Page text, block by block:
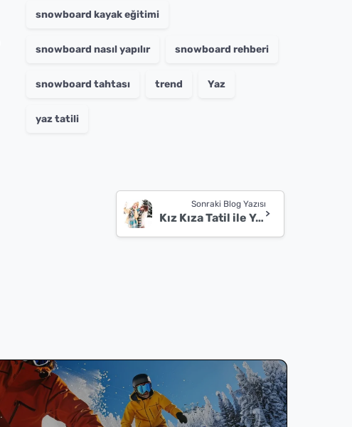
snowboard kayak eğitimi
snowboard nasıl yapılır snowboard rehberi
snowboard tahtası trend Yaz
yaz tatili
Sonraki Blog Yazısı
Kız Kıza Tatil ile Yaz Tatilinden Daha Güzelini Bulduk! Kız Kıza Kış Tatilinin En Güzel Yanları